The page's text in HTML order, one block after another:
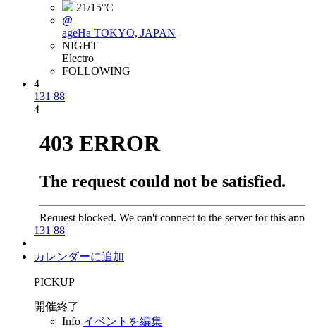
21/15°C
@
ageHa TOKYO, JAPAN
NIGHT
Electro
FOLLOWING
4
131 88
4
131 88
カレンダーに追加
PICKUP
開催終了
Info イベントを編集